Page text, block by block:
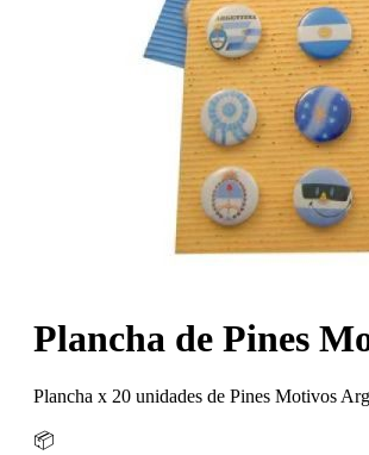
Plancha de Pines
Plancha x 20 unidades de Pines Motivos
📦